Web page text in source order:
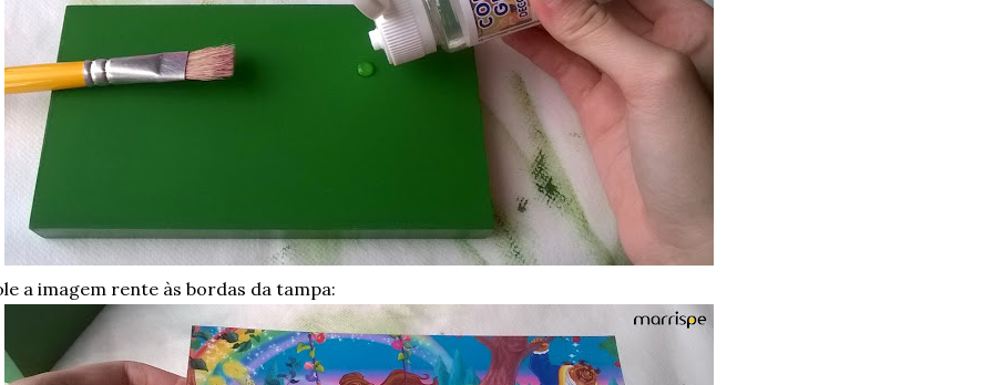
a imagem rente às bordas da tampa: